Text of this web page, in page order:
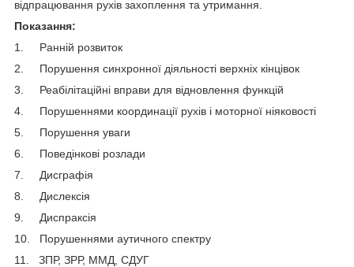
відпрацювання рухів захоплення та утримання.
Показання:
1. Ранній розвиток
2. Порушення синхронної діяльності верхніх кінцівок
3. Реабілітаційні вправи для відновлення функцій
4. Порушеннями координації рухів і моторної ніяковості
5. Порушення уваги
6. Поведінкові розлади
7. Дисграфія
8. Дислексія
9. Диспраксія
10. Порушеннями аутичного спектру
11. ЗПР, ЗРР, ММД, СДУГ